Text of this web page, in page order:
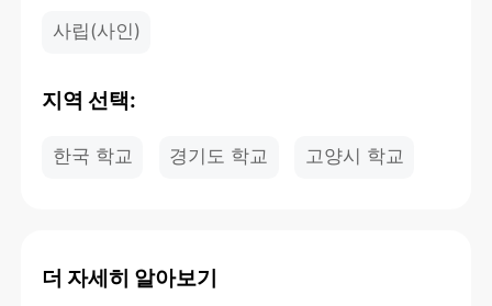
사립(사인)
지역 선택:
한국 학교 경기도 학교 고양시 학교
더 자세히 알아보기